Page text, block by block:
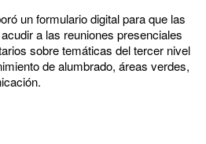
un formulario digital para que las
a las reuniones presenciales
sobre temáticas del tercer nivel
de alumbrado, áreas verdes,